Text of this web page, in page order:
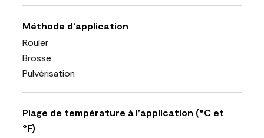
Méthode d’application
Rouler
Brosse
Pulvérisation
Plage de température à l’application (°C et
°F)